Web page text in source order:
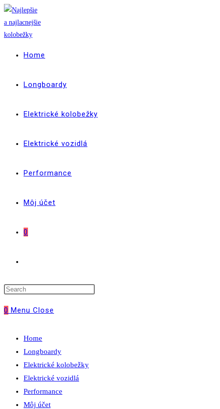
Skip
to
content
Home
Longboardy
Elektrické kolobežky
Elektrické vozidlá
Performance
Môj účet
0
website
0 Menu Close
Home
Longboardy
Elektrické kolobežky
Elektrické vozidlá
Performance
Môj účet